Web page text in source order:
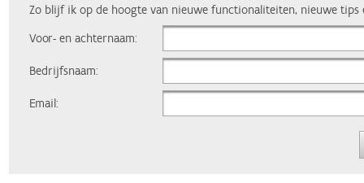
Zo blijf ik op de hoogte van nieuwe functionaliteiten, nieuwe tips
Voor- en achternaam:
Bedrijfsnaam:
Email: